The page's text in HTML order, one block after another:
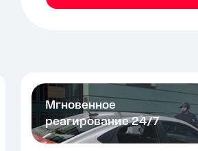
Мгновенное
реагирование 24/7